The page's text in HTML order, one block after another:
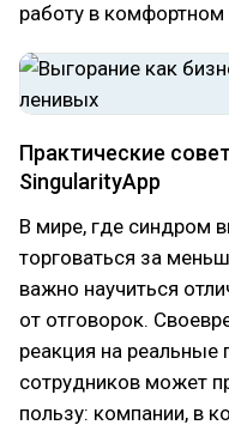
работу в комфортном
Практические
SingularityApp
В мире, где синдром
торговаться за
важно научиться
от отговорок.
реакция на реальные
сотрудников может
пользу: компании, в